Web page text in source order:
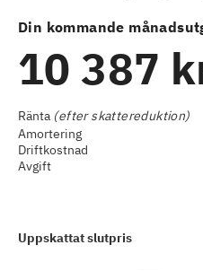
Din kommande
10 387
Ränta (efter skattereduktion)
Amortering
Driftkostnad
Avgift
Uppskattat slutpris